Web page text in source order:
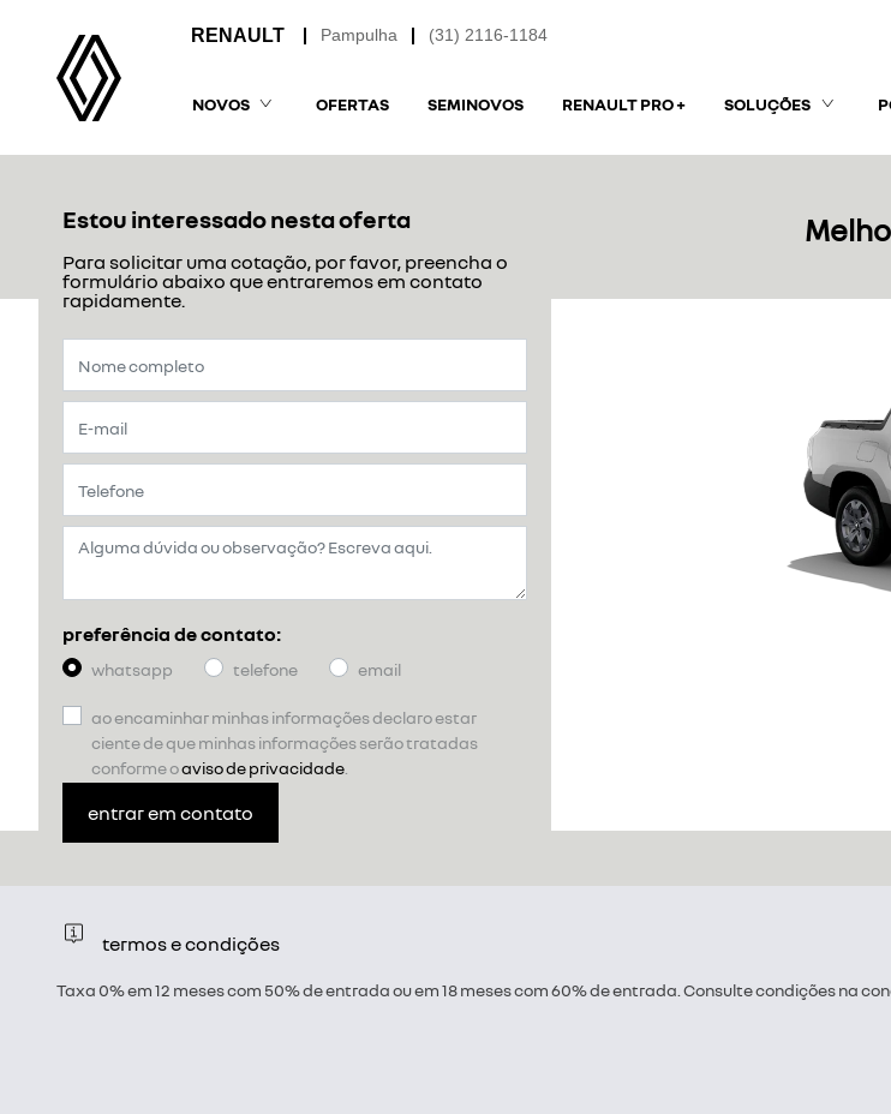
(31) 2116-1184
Pampulha
NOVOS OFERTAS SEMINOVOS RENAULT PRO + SOLUÇÕES
Estou interessado nesta oferta
Para solicitar uma cotação, por favor, preencha o
formulário abaixo que entraremos em contato
rapidamente.
preferência de contato:
whatsapp telefone email
ao encaminhar minhas informações declaro estar
ciente de que minhas informações serão tratadas
conforme oaviso de privacidade
entrar em contato
termos e condições
Taxa 0% em 12 meses com 50% de entrada ou em 18 meses com 60% de entrada. Consulte condições na